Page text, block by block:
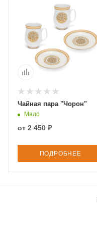
Чайная пара "Чорон"
Мало
от 2 450 ₽
ПОДРОБНЕЕ